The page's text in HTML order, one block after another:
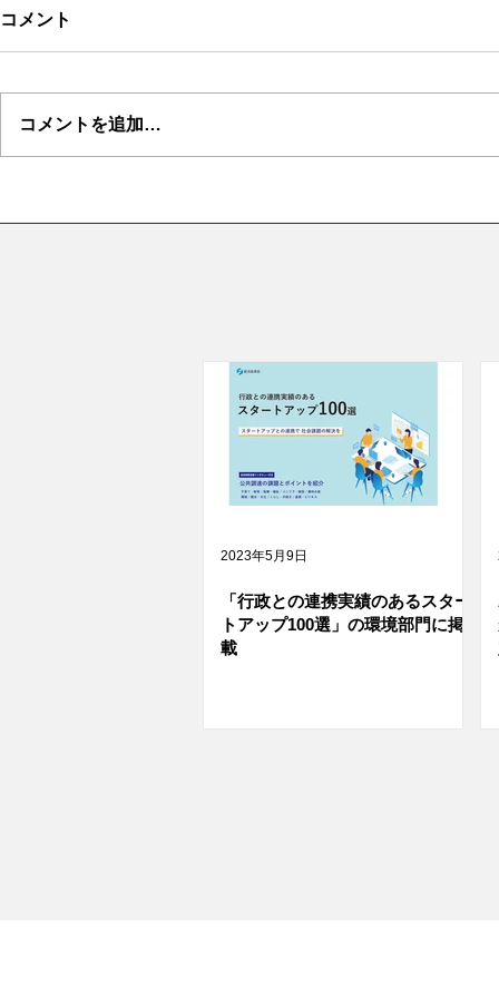
コメント
コメントを追加…
「行政との連携実績のあるスター
トアップ100選」の環境部門に掲
載
2023年5月9日